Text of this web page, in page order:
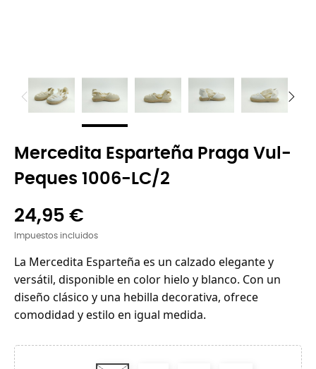
Mercedita Esparteña Praga Vul-
Peques 1006-LC/2
24,95 €
Impuestos incluidos
La Mercedita Esparteña es un calzado elegante y
versátil, disponible en color hielo y blanco. Con un
diseño clásico y una hebilla decorativa, ofrece
comodidad y estilo en igual medida.